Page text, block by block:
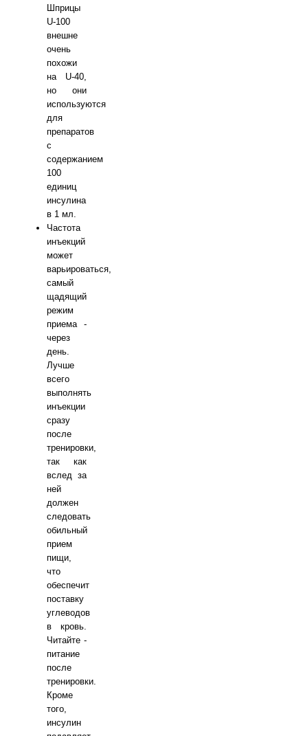
Шприцы
U-100
внешне
очень
похожи
на U-40,
но они
используются
для
препаратов
с
содержанием
100
единиц
инсулина
в 1 мл.
Частота
инъекций
может
варьироваться,
самый
щадящий
режим
приема -
через
день.
Лучше
всего
выполнять
инъекции
сразу
после
тренировки,
так как
вслед за
ней
должен
следовать
обильный
прием
пищи,
что
обеспечит
поставку
углеводов
в кровь.
Читайте -
питание
после
тренировки.
Кроме
того,
инсулин